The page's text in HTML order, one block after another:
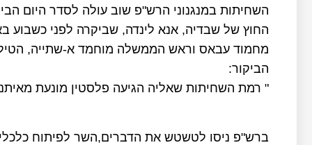
השחיתות במנגנוני הרש"פ שוב עולה לסדר היום
החוץ של שבדיה, אנא לינדה, שביקרה לפני כשבוע
מחמוד עבאס וראש הממשלה מוחמד א-שתייה,
הביקור:
" רמת השחיתות שאליה הגיעה פלסטין מונעת
ברש"פ ניסו לטשטש את הדברים,השר לפיתוח